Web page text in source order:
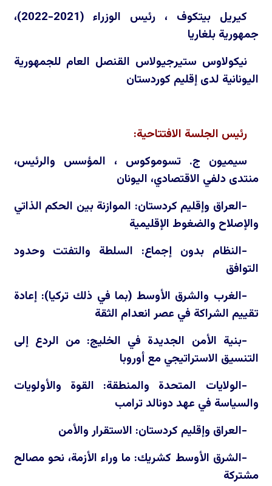
كيريل بيتكوف ، رئيس الوزراء (2021-2022)،
جمهورية بلغاريا
نيكولاوس ستيرجيولاس القنصل العام للجمهورية
اليونانية لدى إقليم كوردستان
رئيس الجلسة الافتتاحية:
سيميون ج. تسوموكوس ، المؤسس والرئيس،
منتدى دلفي الاقتصادي، اليونان
-العراق وإقليم كردستان: الموازنة بين الحكم الذاتي
والإصلاح والضغوط الإقليمية
-النظام بدون إجماع: السلطة والتفتت وحدود
التوافق
-الغرب والشرق الأوسط (بما في ذلك تركيا): إعادة
تقييم الشراكة في عصر انعدام الثقة
-بنية الأمن الجديدة في الخليج: من الردع إلى
التنسيق الاستراتيجي مع أوروبا
-الولايات المتحدة والمنطقة: القوة والأولويات
والسياسة في عهد دونالد ترامب
-العراق وإقليم كردستان: الاستقرار والأمن
-الشرق الأوسط كشريك: ما وراء الأزمة، نحو مصالح
مشتركة